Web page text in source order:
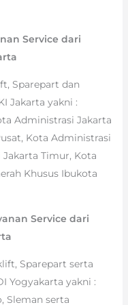
Service dari
Sparepart dan
Jakarta yakni :
Administrasi Jakarta
Kota Administrasi
Timur, Kota
Khusus Ibukota
Service dari
Sparepart serta
Yogyakarta yakni :
Sleman serta